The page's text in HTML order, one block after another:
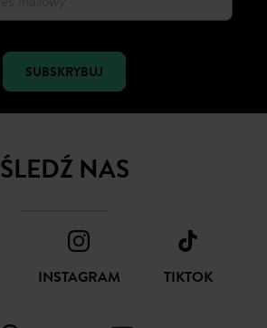
SUBSKRYBUJ
ŚLEDŹ NAS
INSTAGRAM TIKTOK